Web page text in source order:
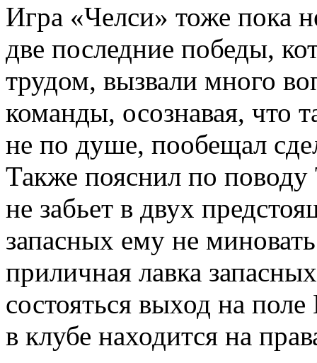
Игра «Челси» тоже пока
две последние победы,
трудом, вызвали много
команды, осознавая, что
не по душе, пообещал
Также пояснил по поводу
не забьет в двух
запасных ему не
приличная лавка
состояться выход на
в клубе находится на